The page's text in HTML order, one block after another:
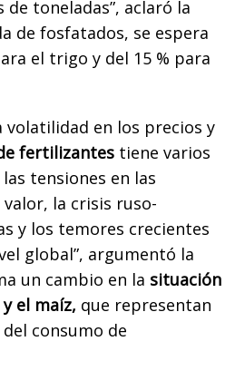
de toneladas”, aclaró la
de fosfatados, se espera
el trigo y del 15 % para
volatilidad en los precios y
fertilizantes tiene varios
tensiones en las
la crisis ruso-
y los temores crecientes
global”, argumentó la
un cambio en la situación
el maíz, que representan
consumo de